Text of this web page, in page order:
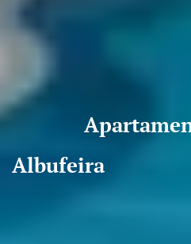
Apartamento